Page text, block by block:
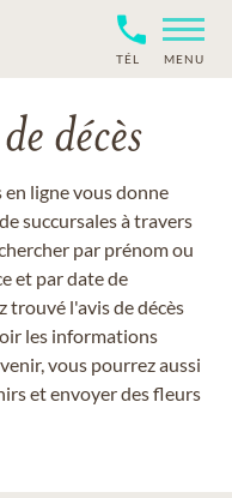
TÉL MENU
décès
en ligne vous donne
succursales à travers
par prénom ou
et par date de
trouvé l'avis de décès
les informations
vous pourrez aussi
et envoyer des fleurs